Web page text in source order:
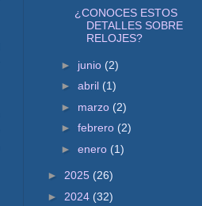
¿CONOCES ESTOS
DETALLES SOBRE
RELOJES?
► junio (2)
► abril (1)
► marzo (2)
► febrero (2)
► enero (1)
► 2025 (26)
► 2024 (32)